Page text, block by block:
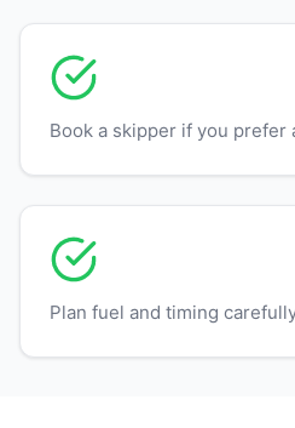
Book a skipper if you
Plan fuel and timing